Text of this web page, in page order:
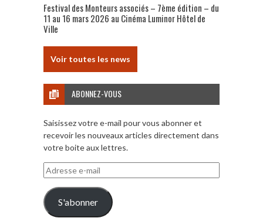
Festival des Monteurs associés – 7ème édition – du
11 au 16 mars 2026 au Cinéma Luminor Hôtel de
Ville
Voir toutes les news
ABONNEZ-VOUS
Saisissez votre e-mail pour vous abonner et
recevoir les nouveaux articles directement dans
votre boite aux lettres.
Adresse
e-
mail
S'abonner